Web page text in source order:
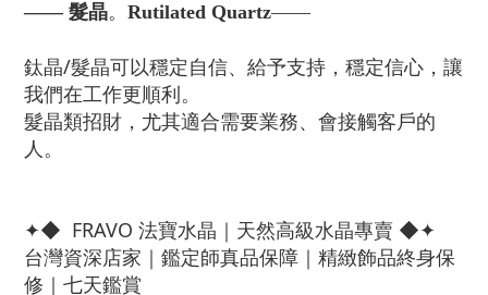
—— 髮晶。 Rutilated Quartz——
鈦晶/髮晶可以穩定自信、給予支持，穩定信心，讓
我們在工作更順利。
髮晶類招財，尤其適合需要業務、會接觸客戶的
人。
✦◆ FRAVO 法寶水晶｜天然高級水晶專賣 ◆✦
台灣資深店家｜鑑定師真品保障｜精緻飾品終身保
修｜七天鑑賞